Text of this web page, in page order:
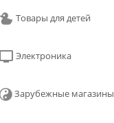
Товары для детей
Электроника
Зарубежные магазины